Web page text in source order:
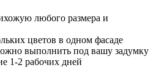
любого размера и
цветов в одном фасаде
выполнить под вашу задумку
1-2 рабочих дней